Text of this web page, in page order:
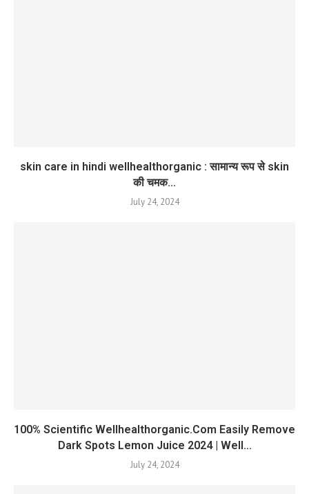
skin care in hindi wellhealthorganic : सामान्य रूप से skin
की चमक...
July 24, 2024
100% Scientific Wellhealthorganic.Com Easily Remove
Dark Spots Lemon Juice 2024 | Well...
July 24, 2024